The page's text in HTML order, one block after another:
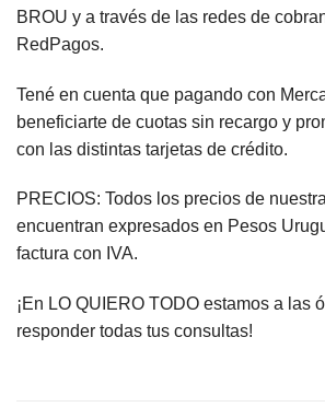
BROU y a través de las redes de
RedPagos.
Tené en cuenta que pagando con
beneficiarte de cuotas sin recargo y
con las distintas tarjetas de crédito.
PRECIOS: Todos los precios de
encuentran expresados en Pesos
factura con IVA.
¡En LO QUIERO TODO estamos a las
responder todas tus consultas!